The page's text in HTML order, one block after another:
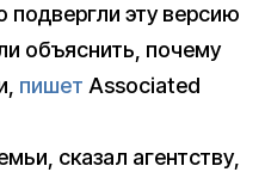
подвергли эту версию
объяснить, почему
пишет Associated
сказал агентству,